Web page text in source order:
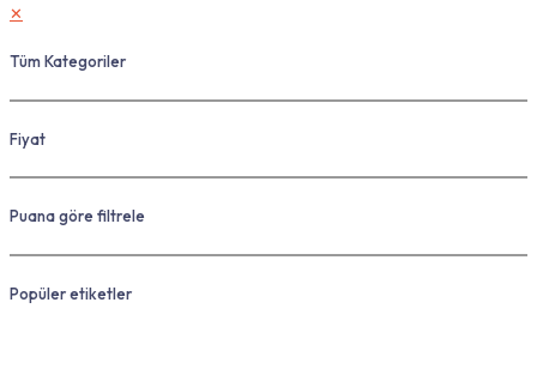
✕
Tüm Kategoriler
Fiyat
Puana göre filtrele
Popüler etiketler